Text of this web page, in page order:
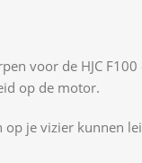
voor de HJC
op de motor.
op je vizier kunnen